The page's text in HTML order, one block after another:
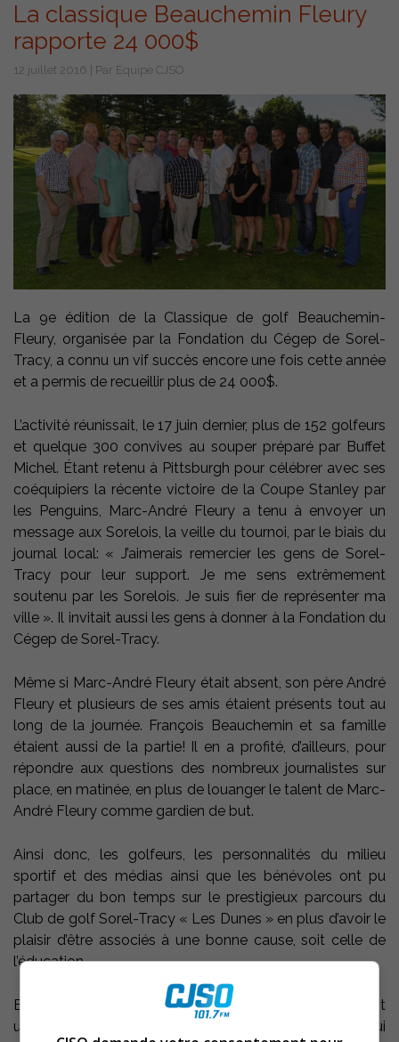
La classique Beauchemin Fleury
rapporte 24 000$
12 juillet 2016 | Par Équipe CJSO
La 9e édition de la Classique de golf Beauchemin-
Fleury, organisée par la Fondation du Cégep de Sorel-
Tracy, a connu un vif succès encore une fois cette année
et a permis de recueillir plus de 24 000$.
L’activité réunissait, le 17 juin dernier, plus de 152 golfeurs
et quelque 300 convives au souper préparé par Buffet
Michel. Étant retenu à Pittsburgh pour célébrer avec ses
coéquipiers la récente victoire de la Coupe Stanley par
les Penguins, Marc-André Fleury a tenu à envoyer un
message aux Sorelois, la veille du tournoi, par le biais du
journal local: « J’aimerais remercier les gens de Sorel-
Tracy pour leur support. Je me sens extrêmement
soutenu par les Sorelois. Je suis fier de représenter ma
ville ». Il invitait aussi les gens à donner à la Fondation du
Cégep de Sorel-Tracy.
Même si Marc-André Fleury était absent, son père André
Fleury et plusieurs de ses amis étaient présents tout au
long de la journée. François Beauchemin et sa famille
étaient aussi de la partie! Il en a profité, d’ailleurs, pour
répondre aux questions des nombreux journalistes sur
place, en matinée, en plus de louanger le talent de Marc-
André Fleury comme gardien de but.
Ainsi donc, les golfeurs, les personnalités du milieu
sportif et des médias ainsi que les bénévoles ont pu
partager du bon temps sur le prestigieux parcours du
Club de golf Sorel-Tracy « Les Dunes » en plus d’avoir le
plaisir d’être associés à une bonne cause, soit celle de
l’éducation.
En effet, les bénéfices amassés lors du tournoi seront
utilisés par la Fondation pour accomplir sa mission qui